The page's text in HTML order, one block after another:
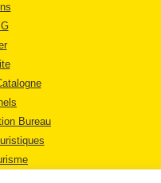
Bureau